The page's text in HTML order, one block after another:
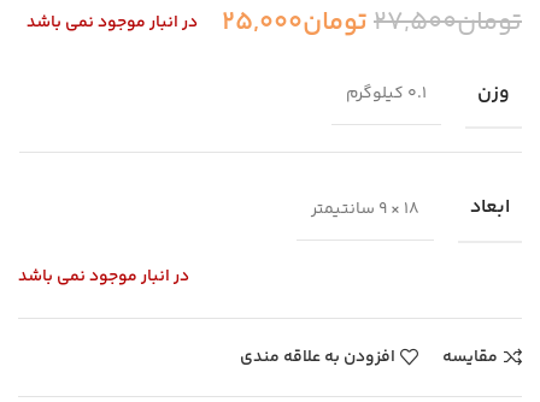
تومان27,500تومان25,000 در انبار موجود نمی باشد
وزن 0.1 کیلوگرم
ابعاد 18 × 9 سانتیمتر
در انبار موجود نمی باشد
مقایسه افزودن به علاقه مندی